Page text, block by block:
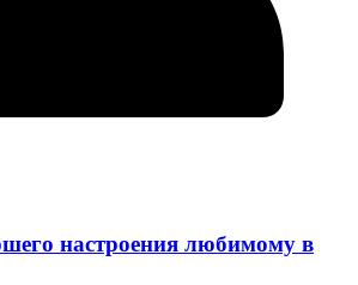
настроения любимому в